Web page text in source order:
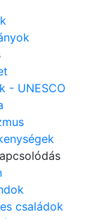
- UNESCO
családok